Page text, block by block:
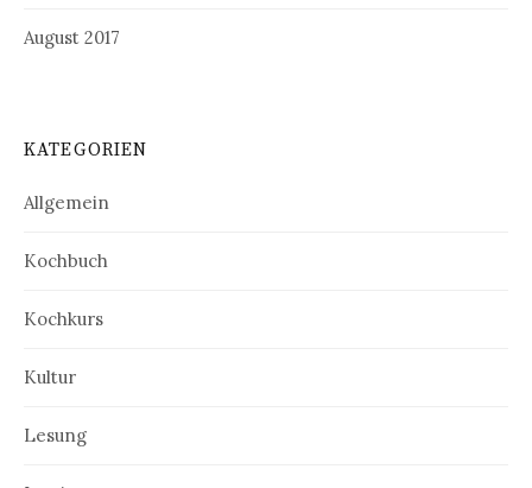
August 2017
KATEGORIEN
Allgemein
Kochbuch
Kochkurs
Kultur
Lesung